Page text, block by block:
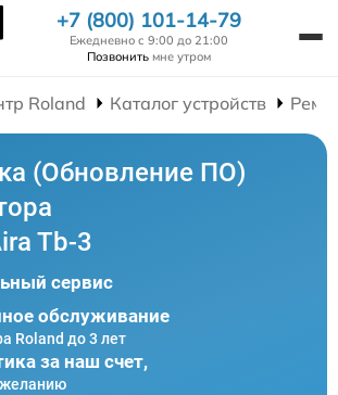
+7 (800) 101-14-79
Ежедневно с 9:00 до 21:00
Позвонить мне утром
Roland Каталог устройств
(Обновление ПО)
Tb-3
сервис
обслуживание
Roland до 3 лет
за наш счет,